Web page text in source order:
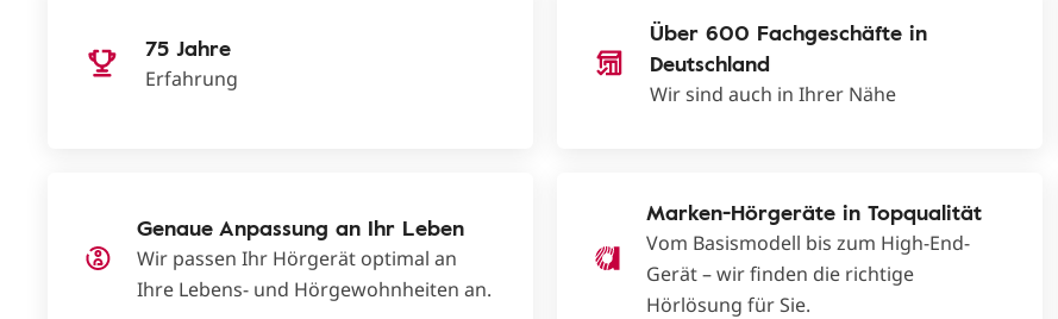
75 Jahre
Erfahrung
Über 600 Fachgeschäfte in
Deutschland
Wir sind auch in Ihrer Nähe
Genaue Anpassung an Ihr Leben
Wir passen Ihr Hörgerät optimal an
Ihre Lebens- und Hörgewohnheiten an.
Marken-Hörgeräte in Topqualität
Vom Basismodell bis zum High-End-
Gerät – wir finden die richtige
Hörlösung für Sie.